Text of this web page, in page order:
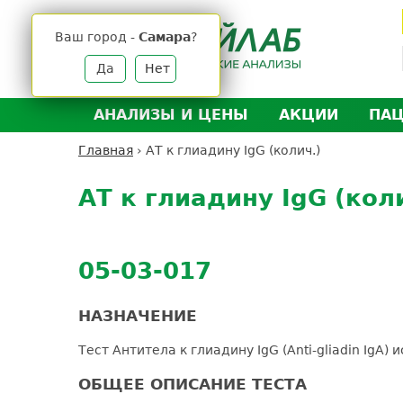
Ваш город - Самара?
Да Нет
АНАЛИЗЫ И ЦЕНЫ
Анализы и цены
Выезд на дом
Расшифровка анализов
АКЦИИ
Главная › АТ к глиадину IgG (колич.)
to
top
АТ к глиадину IgG
05-03-017
НАЗНАЧЕНИЕ
Тест Антитела к глиадину IgG (Anti-gliadin IgA)
ОБЩЕЕ ОПИСАНИЕ ТЕСТА